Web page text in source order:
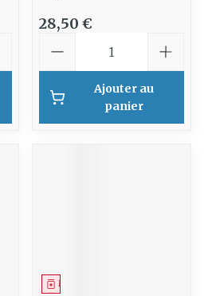
28,50 €
Ajouter au
panier
Médicament